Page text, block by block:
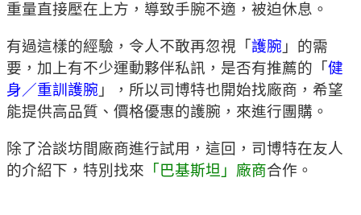
重量直接壓在上方，導致手腕不適，被迫休息。
有過這樣的經驗，令人不敢再忽視「 護腕 」的需
要，加上有不少運動夥伴私訊，是否有推薦的「 健
身／重訓護腕 」，所以司博特也開始找廠商，希望
能提供高品質、價格優惠的護腕，來進行團購。
除了洽談坊間廠商進行試用，這回，司博特在友人
的介紹下，特別找來 「巴基斯坦」廠商合作。